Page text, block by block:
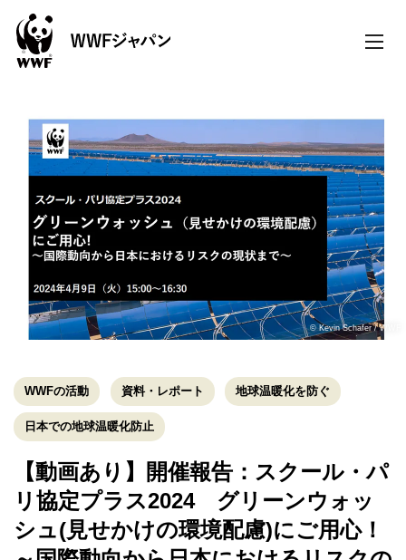
toggle
© Kevin Schafer / WWF
WWFの活動 資料・レポート 地球温暖化を防ぐ
日本での地球温暖化防止
【動画あり】開催報告：スクール・パ
リ協定プラス2024 グリーンウォッ
シュ(見せかけの環境配慮)にご用心！